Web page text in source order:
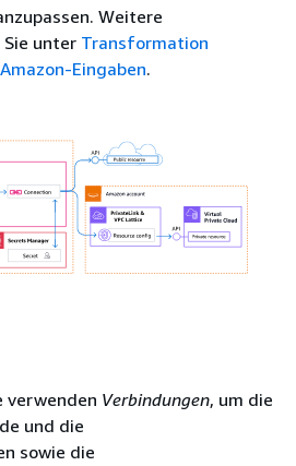
Weitere
unter Transformation
Eingaben.
verwenden Verbindungen, um die
und die
sowie die